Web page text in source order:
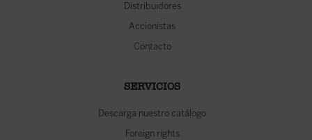
Distribuidores
Accionistas
Contacto
SERVICIOS
Descarga nuestro catálogo
Foreign rights